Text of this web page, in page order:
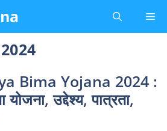
Bima Yojana 2024 :
उद्देश्य, पात्रता,